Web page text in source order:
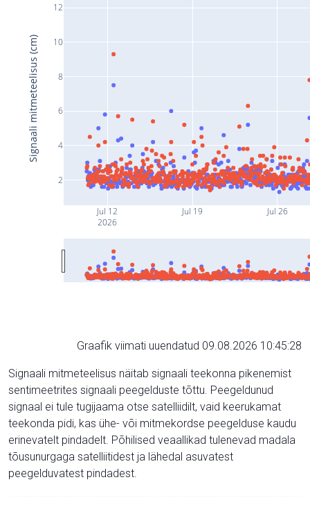
Jul 12
2026
Jul 19 Jul 26
2
4
6
8
10
12
Signaali mitmeteelisus (cm)
Graafik viimati uuendatud 09.08.2026 10:45:28
Signaali mitmeteelisus näitab signaali teekonna pikenemist
sentimeetrites signaali peegelduste tõttu. Peegeldunud
signaal ei tule tugijaama otse satelliidilt, vaid keerukamat
teekonda pidi, kas ühe- või mitmekordse peegelduse kaudu
erinevatelt pindadelt. Põhilised veaallikad tulenevad madala
tõusunurgaga satelliitidest ja lähedal asuvatest
peegelduvatest pindadest.